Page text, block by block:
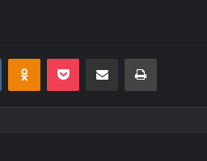
VKontakteOdnoklassniki
Pocket E-Posta ile paylaş Yazdır